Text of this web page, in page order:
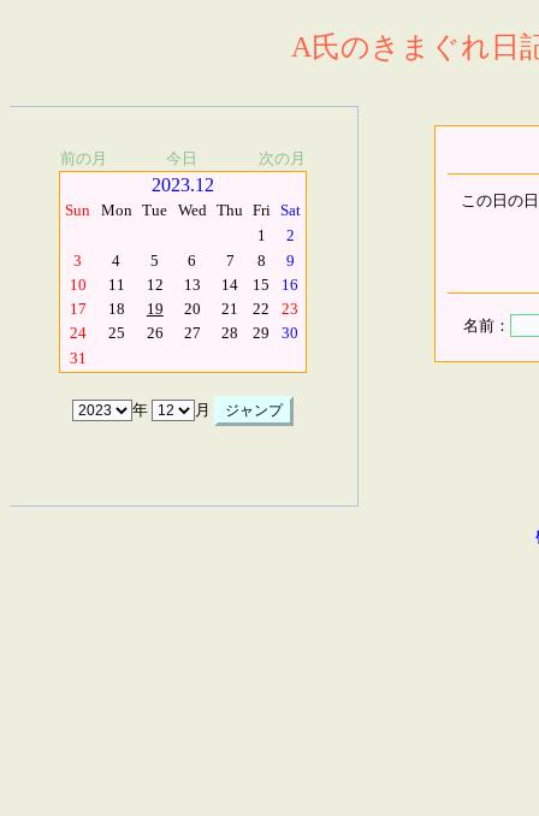
A氏のきまぐれ日
前の月 今日 次の月
2023.12
Sun Mon Tue Wed Thu Fri Sat
1
2
3
4 5 6 7 8
9
10
11 12 13 14 15
16
17
18 19 20 21 22
23
24
25 26 27 28 29
30
31
年 月
この日の
名前：